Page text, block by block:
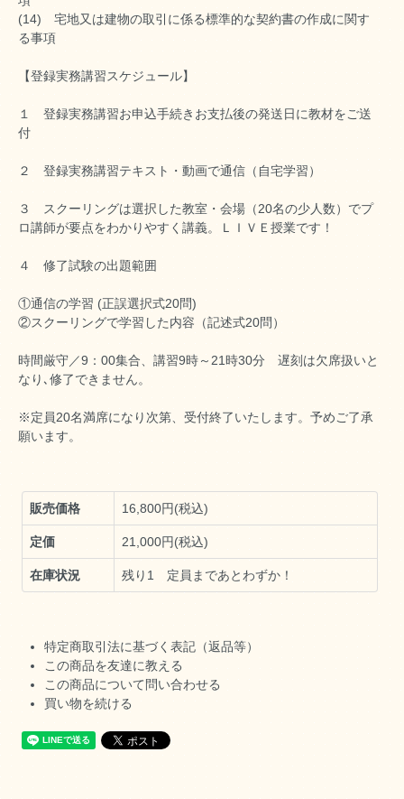
(14) 宅地又は建物の取引に係る標準的な契約書の作成に関す
る事項
【登録実務講習スケジュール】
１ 登録実務講習お申込手続きお支払後の発送日に教材をご送
付
２ 登録実務講習テキスト・動画で通信（自宅学習）
３ スクーリングは選択した教室・会場（20名の少人数）でプ
ロ講師が要点をわかりやすく講義。ＬＩＶＥ授業です！
４ 修了試験の出題範囲
①通信の学習 (正誤選択式20問)
②スクーリングで学習した内容（記述式20問）
時間厳守／9：00集合、講習9時～21時30分 遅刻は欠席扱いと
なり､修了できません。
※定員20名満席になり次第、受付終了いたします。予めご了承
願います。
販売価格 16,800円(税込)
定価 21,000円(税込)
在庫状況 残り1 定員まであとわずか！
特定商取引法に基づく表記（返品等）
この商品を友達に教える
この商品について問い合わせる
買い物を続ける